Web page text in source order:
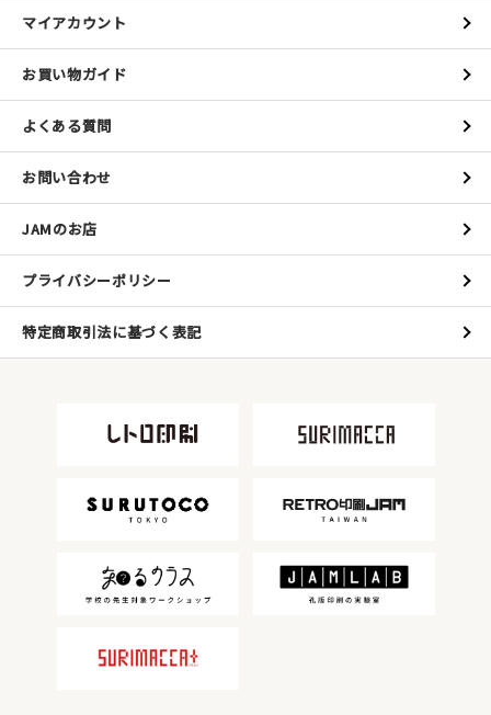
マイアカウント
お買い物ガイド
よくある質問
お問い合わせ
JAMのお店
プライバシーポリシー
特定商取引法に基づく表記